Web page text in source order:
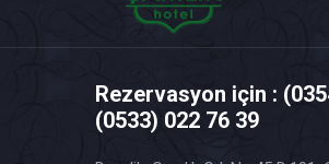
Rezervasyon için :
(0533) 022 76 39